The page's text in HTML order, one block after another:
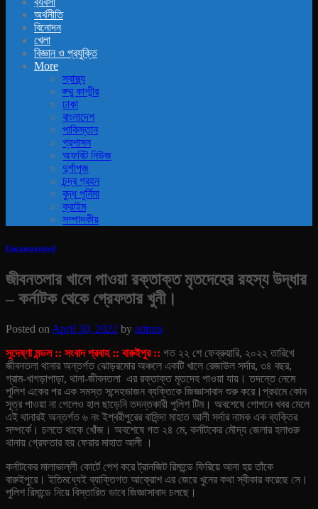
অর্থনীতি
বিনোদন
খেলা
বিজ্ঞান ও প্রযুক্তি
More
স্বাস্থ্য
জ্ম্মু কাশ্মীর
ঢাকা
বাংলাদেশ
পাকিস্তান
প্রশাসন
অফবিট নিউজ
দুর্গাপূজ
চন্দ্র গ্রহন
বুদ্ধ পূর্নিমা
ক্রাইম
সম্পাদকীয়
Uncategorized
জীবনতলার খালে পাওয়া রক্তাক্ত মৃতদেহের রহস্য উদ্ধার
– কর্নাটক থেকে গ্রেফতার খুনী।
Posted on April 30, 2022 by admin
সুদেষ্ণা মন্ডল :: সংবাদ প্রবাহ :: বারুইপুর :: গত ২২ শে ফেব্রুয়ারি, ২০২২ তারিখে
জীবনতলা থানার অন্তর্গত ঝোড়রমোর অঞ্চলে একটি খালে রেজাউল সর্দার, ৩৪ বছর,
গ্রাম-খাগড়াপাড়া, থানা-জীবনতলা এর রক্তাক্ত মৃতদেহ পাওয়া যায়। তদন্তে নেমে
পুলিশ একের পর এক সমস্ত সন্দেহভাজন ব্যক্তিকে জিজ্ঞাসাবাদ শুরু করে। প্রথমে কোন
সূত্র পাওয়া না গেলেও হাল ছাড়েনি তদন্তকারী পুলিশ টিম। অবশেষে গোপনে খবর মেলে
এই থানারই অন্তর্গত ৬ নং ইশ্বরীপুরের বাসিন্দা মাহাত আলী সর্দার নামক এক ব্যক্তির
সম্পর্কে। চলতে থাকে খোঁজ। অবশেষে গত ২৪ মে, কর্নাটকের মৌদ্য জেলার হলাগুরু
থানায় গ্রেফতার হয় ফেরার মাহাত আলী ।
কর্নাটকের মালাভাল্লী কোর্টে পেশ করে ট্রানজিট রিমান্ডে ফিরিয়ে আনা হয় তাঁকে
বারুইপুরে। ইতিমধ্যেই ব্যাক্তিগত আক্রোশ এর জেরে খুনের কথা স্বীকার করেছে সে।
পুলিশ রিমান্ডে নিয়ে বিস্তারিত ভাবে জিজ্ঞাসাবাদ চলছে।